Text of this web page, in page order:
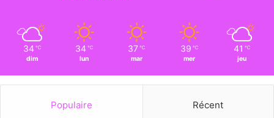
34 ℃
dim
34 ℃
lun
37 ℃
mar
39 ℃
mer
41 ℃
jeu
Populaire Récent